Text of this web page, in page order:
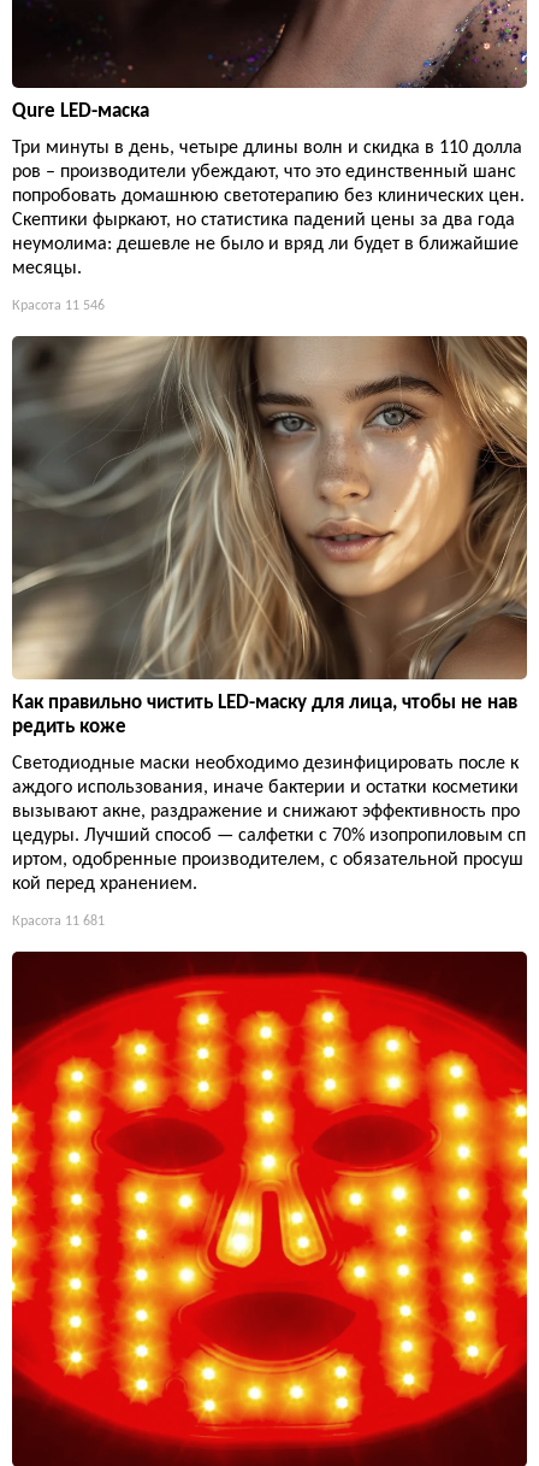
Qure LED-маска
Три минуты в день, четыре длины волн и скидка в 110 долла
ров – производители убеждают, что это единственный шанс
попробовать домашнюю светотерапию без клинических цен.
Скептики фыркают, но статистика падений цены за два года
неумолима: дешевле не было и вряд ли будет в ближайшие
месяцы.
Красота 11 546
Как правильно чистить LED-маску для лица, чтобы не нав
редить коже
Светодиодные маски необходимо дезинфицировать после к
аждого использования, иначе бактерии и остатки косметики
вызывают акне, раздражение и снижают эффективность про
цедуры. Лучший способ — салфетки с 70% изопропиловым сп
иртом, одобренные производителем, с обязательной просуш
кой перед хранением.
Красота 11 681